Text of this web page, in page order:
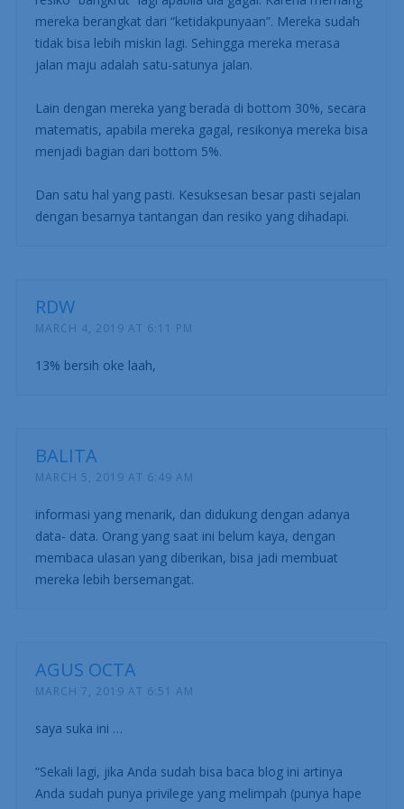
mereka berangkat dari “ketidakpunyaan”. Mereka sudah
tidak bisa lebih miskin lagi. Sehingga mereka merasa
jalan maju adalah satu-satunya jalan.
Lain dengan mereka yang berada di bottom 30%, secara
matematis, apabila mereka gagal, resikonya mereka bisa
menjadi bagian dari bottom 5%.
Dan satu hal yang pasti. Kesuksesan besar pasti sejalan
dengan besarnya tantangan dan resiko yang dihadapi.
RDW
MARCH 4, 2019 AT 6:11 PM
13% bersih oke laah,
BALITA
MARCH 5, 2019 AT 6:49 AM
informasi yang menarik, dan didukung dengan adanya
data- data. Orang yang saat ini belum kaya, dengan
membaca ulasan yang diberikan, bisa jadi membuat
mereka lebih bersemangat.
AGUS OCTA
MARCH 7, 2019 AT 6:51 AM
saya suka ini …
“Sekali lagi, jika Anda sudah bisa baca blog ini artinya
Anda sudah punya privilege yang melimpah (punya hape